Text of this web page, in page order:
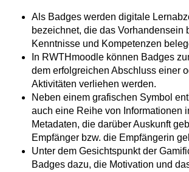
Als Badges werden digitale
bezeichnet, die das Vorhandensein
Kenntnisse und Kompetenzen
In RWTHmoodle können Badges
dem erfolgreichen Abschluss einer
Aktivitäten verliehen werden.
Neben einem grafischen Symbol
auch eine Reihe von Informationen
Metadaten, die darüber Auskunft
Empfänger bzw. die Empfängerin
Unter dem Gesichtspunkt der
Badges dazu, die Motivation und